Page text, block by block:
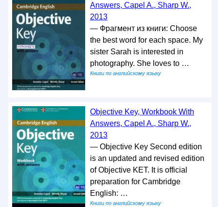
Answers, Capel A., Sharp W.,
2013
— Фрагмент из книги: Choose
the best word for each space. My
sister Sarah is interested in
photography. She loves to …
Книги по английскому языку
Objective Key, Workbook With
Answers, Capel A., Sharp W.,
2013
— Objective Key Second edition
is an updated and revised edition
of Objective KET. It is official
preparation for Cambridge
English: …
Книги по английскому языку